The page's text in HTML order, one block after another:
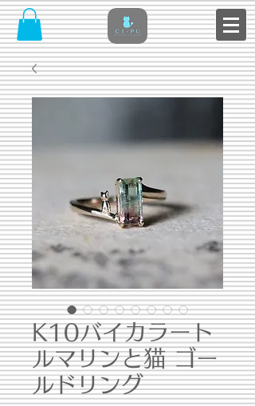
K10バイカラート
ルマリンと猫 ゴー
ルドリング